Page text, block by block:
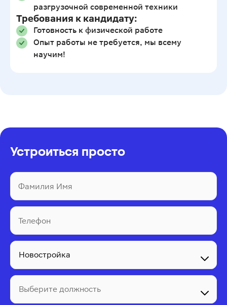
разгрузочной современной техники
Требования к кандидату:
Готовность к физической работе
Опыт работы не требуется, мы всему
научим!
Устроиться просто
Фамилия Имя
Телефон
Выберите должность